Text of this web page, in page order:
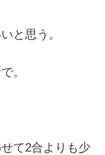
と思う。
。
て2合よりも少